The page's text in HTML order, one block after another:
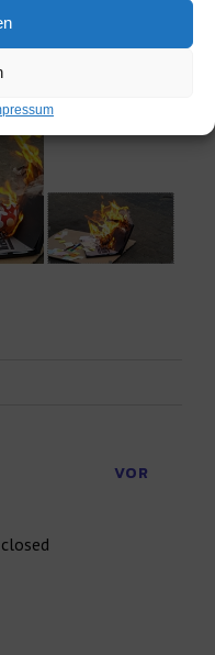
ausgelöscht,
Raumes
oder verbrannt.
VOR